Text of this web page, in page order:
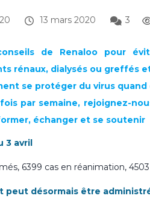
13 mars 2020 3
de Renaloo pour
rénaux, dialysés ou greffés
se protéger du virus quand
par semaine, rejoignez-
échanger et se soutenir
3 avril
6399 cas en réanimation,
peut désormais être